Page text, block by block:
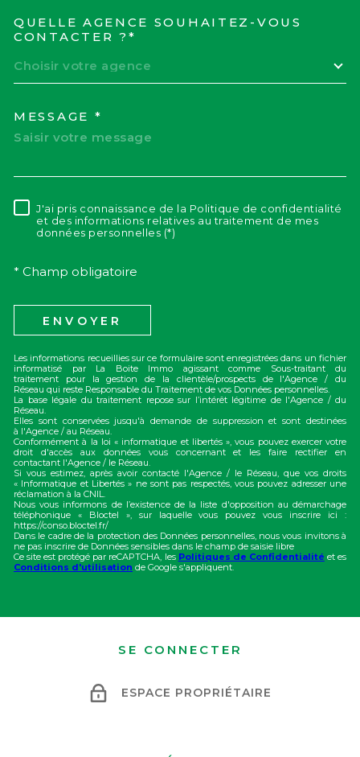
QUELLE AGENCE SOUHAITEZ-VOUS
CONTACTER ?*
Choisir votre agence
MESSAGE *
RÈGLEMENTATION
J'ai pris connaissance de la Politique de confidentialité
et des informations relatives au traitement de mes
données personnelles (*)
* Champ obligatoire
ENVOYER
Les informations recueillies sur ce formulaire sont enregistrées dans un fichier
informatisé par La Boite Immo agissant comme Sous-traitant du
traitement pour la gestion de la clientèle/prospects de l'Agence / du
Réseau qui reste Responsable du Traitement de vos Données personnelles.
La base légale du traitement repose sur l’intérêt légitime de l'Agence / du
Réseau.
Elles sont conservées jusqu'à demande de suppression et sont destinées
à l'Agence / au Réseau.
Conformément à la loi « informatique et libertés », vous pouvez exercer votre
droit d'accès aux données vous concernant et les faire rectifier en
contactant l'Agence / le Réseau.
Si vous estimez, après avoir contacté l'Agence / le Réseau, que vos droits
« Informatique et Libertés » ne sont pas respectés, vous pouvez adresser une
réclamation à la CNIL.
Nous vous informons de l’existence de la liste d'opposition au démarchage
téléphonique « Bloctel », sur laquelle vous pouvez vous inscrire ici :
https://conso.bloctel.fr/
Dans le cadre de la protection des Données personnelles, nous vous invitons à
ne pas inscrire de Données sensibles dans le champ de saisie libre
Ce site est protégé par reCAPTCHA, les Politiques de Confidentialité et es
Conditions d'utilisation de Google s'appliquent.
SE CONNECTER
ESPACE PROPRIÉTAIRE